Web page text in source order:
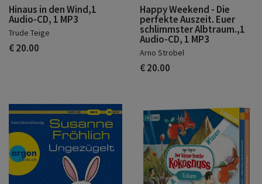
Hinaus in den Wind,1
Audio-CD, 1 MP3
Trude Teige
€ 20.00
Happy Weekend - Die
perfekte Auszeit. Euer
schlimmster Albtraum.,1
Audio-CD, 1 MP3
Arno Strobel
€ 20.00